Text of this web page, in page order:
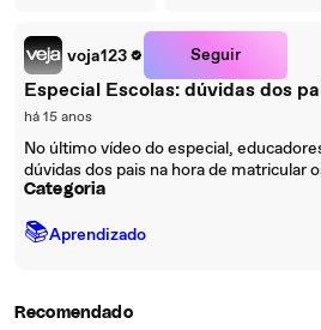
voja123 Seguir
Especial Escolas: dúvidas dos
há 15 anos
No último vídeo do especial,
dúvidas dos pais na hora de matricular
Categoria
📚Aprendizado
Recomendado